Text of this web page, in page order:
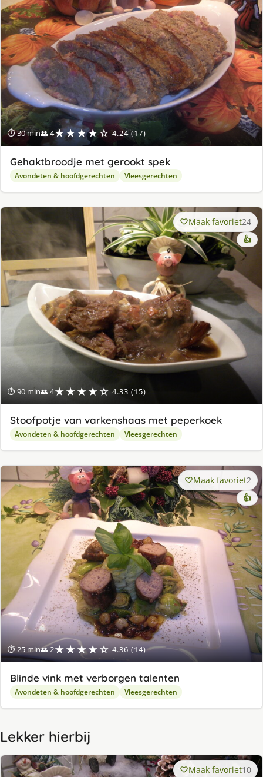
⏱ 30 min👥 4★★★★☆ 4.24 (17)
Gehaktbroodje met gerookt spek
Avondeten & hoofdgerechten Vleesgerechten
⏱ 90 min👥 4★★★★☆ 4.33 (15)
Maak favoriet24
👍
Stoofpotje van varkenshaas met peperkoek
Avondeten & hoofdgerechten Vleesgerechten
⏱ 25 min👥 2★★★★☆ 4.36 (14)
Maak favoriet2
👍
Blinde vink met verborgen talenten
Avondeten & hoofdgerechten Vleesgerechten
Lekker hierbij
Maak favoriet10